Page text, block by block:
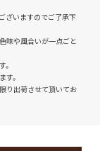
ざいますのでご了承下
味や風合いが一点ごと
。
す。
り出荷させて頂いてお